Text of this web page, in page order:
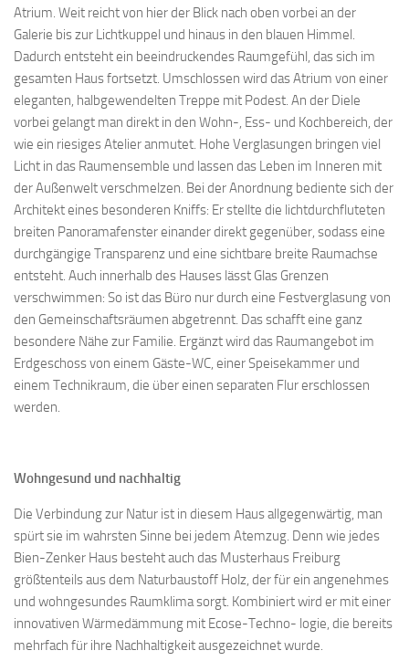
Atrium. Weit reicht von hier der Blick nach oben vorbei an der
Galerie bis zur Lichtkuppel und hinaus in den blauen Himmel.
Dadurch entsteht ein beeindruckendes Raumgefühl, das sich im
gesamten Haus fortsetzt. Umschlossen wird das Atrium von einer
eleganten, halbgewendelten Treppe mit Podest. An der Diele
vorbei gelangt man direkt in den Wohn-, Ess- und Kochbereich, der
wie ein riesiges Atelier anmutet. Hohe Verglasungen bringen viel
Licht in das Raumensemble und lassen das Leben im Inneren mit
der Außenwelt verschmelzen. Bei der Anordnung bediente sich der
Architekt eines besonderen Kniffs: Er stellte die lichtdurchfluteten
breiten Panoramafenster einander direkt gegenüber, sodass eine
durchgängige Transparenz und eine sichtbare breite Raumachse
entsteht. Auch innerhalb des Hauses lässt Glas Grenzen
verschwimmen: So ist das Büro nur durch eine Festverglasung von
den Gemeinschaftsräumen abgetrennt. Das schafft eine ganz
besondere Nähe zur Familie. Ergänzt wird das Raumangebot im
Erdgeschoss von einem Gäste-WC, einer Speisekammer und
einem Technikraum, die über einen separaten Flur erschlossen
werden.
Wohngesund und nachhaltig
Die Verbindung zur Natur ist in diesem Haus allgegenwärtig, man
spürt sie im wahrsten Sinne bei jedem Atemzug. Denn wie jedes
Bien-Zenker Haus besteht auch das Musterhaus Freiburg
größtenteils aus dem Naturbaustoff Holz, der für ein angenehmes
und wohngesundes Raumklima sorgt. Kombiniert wird er mit einer
innovativen Wärmedämmung mit Ecose-Techno- logie, die bereits
mehrfach für ihre Nachhaltigkeit ausgezeichnet wurde.